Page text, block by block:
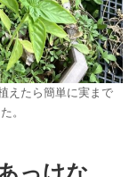
えたら簡単に実まで
。